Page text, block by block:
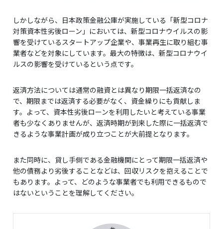
しかしながら、日本政策金融公庫が実施している「新型コロナ
対策資本性劣後ローン」においては、新型コロナウイルスの影
響を受けているスタートアップ企業や、事業再生に取り組む事
業者などを対象にしています。最大の特徴は、新型コロナウイ
ルスの影響を受けているという点です。
返済方法については通常の融資とは異なり期限一括返済なの
で、期限までは返済する必要がなく、資金繰りにも貢献しま
す。よって、資本性劣後ローンを利用したいと考えている事業
者も少なくありませんが、返済時期が到来した際に一括返済で
きるような事業計画が成り立つことが大前提となります。
また同時に、貸し手側である金融機関にとって期限一括返済や
他の債務より劣後することなどは、回収リスクを抱えることで
もあります。よって、どのような事業者でも利用できるもので
はないということを理解してください。